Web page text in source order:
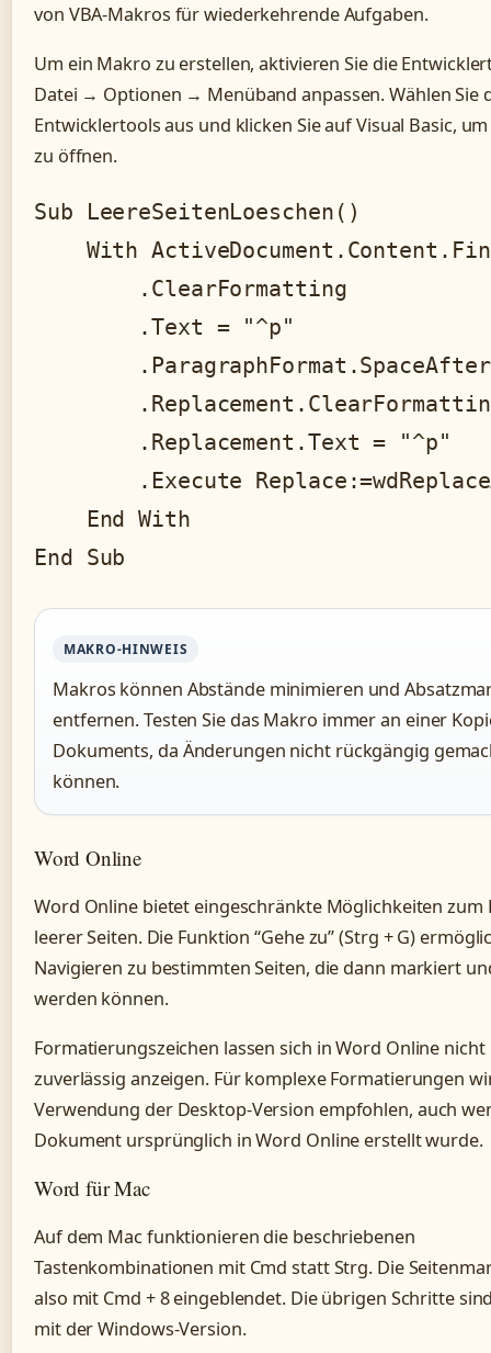
von VBA-Makros für wiederkehrende Aufgaben.
Um ein Makro zu erstellen, aktivieren Sie die
Datei → Optionen → Menüband anpassen. Wählen Sie
Entwicklertools aus und klicken Sie auf Visual Basic,
zu öffnen.
Sub LeereSeitenLoeschen()
With
        .ClearFormatting
        .Text = "^p"
        .Replacement.Text = "^p"
.Execute
    End With
End Sub
MAKRO-HINWEIS
Makros können Abstände minimieren und
entfernen. Testen Sie das Makro immer an einer
Dokuments, da Änderungen nicht rückgängig
können.
Word Online
Word Online bietet eingeschränkte Möglichkeiten zum
leerer Seiten. Die Funktion “Gehe zu” (Strg + G)
Navigieren zu bestimmten Seiten, die dann markiert
werden können.
Formatierungszeichen lassen sich in Word Online
zuverlässig anzeigen. Für komplexe Formatierungen
Verwendung der Desktop-Version empfohlen, auch
Dokument ursprünglich in Word Online erstellt wurde.
Word für Mac
Auf dem Mac funktionieren die beschriebenen
Tastenkombinationen mit Cmd statt Strg. Die
also mit Cmd + 8 eingeblendet. Die übrigen Schritte
mit der Windows-Version.